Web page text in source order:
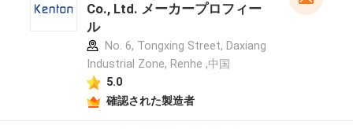
Co., Ltd. メーカープロフィー
ル
No. 6, Tongxing Street, Daxiang
Industrial Zone, Renhe ,中国
5.0
確認された製造者